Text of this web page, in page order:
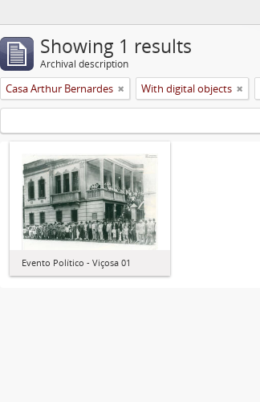
Showing 1 results
Archival description
Casa Arthur Bernardes With digital objects
Evento Político - Viçosa 01